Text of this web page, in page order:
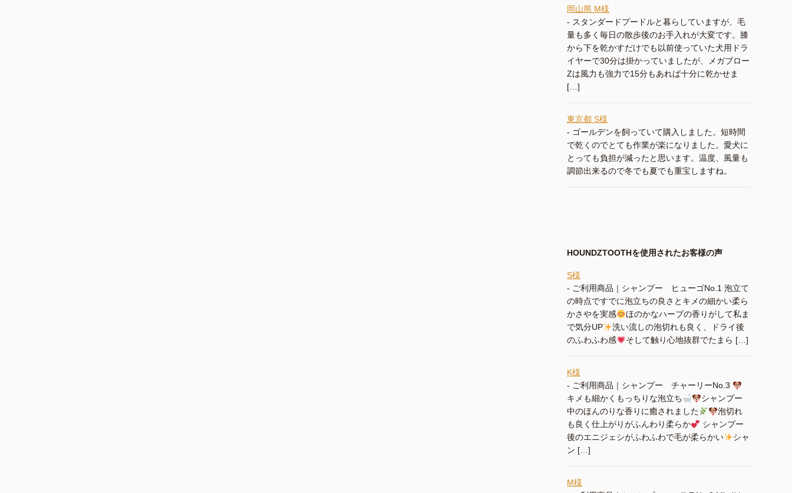
岡山県 M様
- スタンダードプードルと暮らしていますが、毛
量も多く毎日の散歩後のお手入れが大変です。膝
から下を乾かすだけでも以前使っていた犬用ドラ
イヤーで30分は掛かっていましたが、メガブロー
Zは風力も強力で15分もあれば十分に乾かせま
[…]
東京都 S様
- ゴールデンを飼っていて購入しました。短時間
で乾くのでとても作業が楽になりました。愛犬に
とっても負担が減ったと思います。温度、風量も
調節出来るので冬でも夏でも重宝しますね。
HOUNDZTOOTHを使用されたお客様の声
S様
- ご利用商品｜シャンプー ヒューゴNo.1 泡立て
の時点ですでに泡立ちの良さとキメの細かい柔ら
かさやを実感
ほのかなハーブの香りがして私ま
で気分UP
洗い流しの泡切れも良く、ドライ後
のふわふわ感
そして触り心地抜群でたまら […]
K様
- ご利用商品｜シャンプー チャーリーNo.3
キメも細かくもっちりな泡立ち
シャンプー
中のほんのりな香りに癒されました
泡切れ
も良く仕上がりがふんわり柔らか
シャンプー
後のエニジェシがふわふわで毛が柔らかい
シャ
ン […]
M様